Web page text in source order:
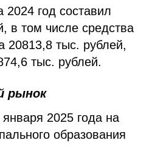
2024 год составил
в том числе средства
20813,8 тыс. рублей,
тыс. рублей.
рынок
2025 года на
образования